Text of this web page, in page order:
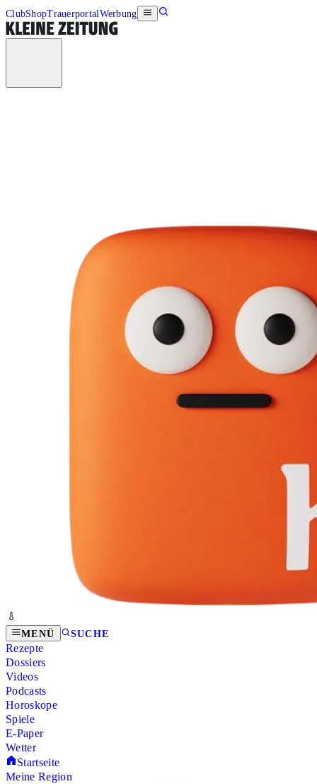
ClubShopTrauerportalWerbung
MENÜ SUCHE
Rezepte
Dossiers
Videos
Podcasts
Horoskope
Spiele
E-Paper
Wetter
Startseite
Meine Region